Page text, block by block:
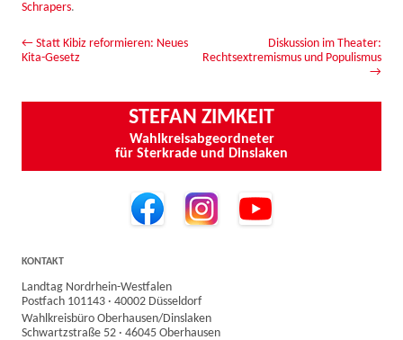
Schrapers.
Beitrags-Navigation
← Statt Kibiz reformieren: Neues
Kita-Gesetz
Diskussion im Theater:
Rechtsextremismus und Populismus
→
STEFAN ZIMKEIT
Wahlkreisabgeordneter
für Sterkrade und Dinslaken
KONTAKT
Landtag Nordrhein-Westfalen
Postfach 101143 · 40002 Düsseldorf
Wahlkreisbüro Oberhausen/Dinslaken
Schwartzstraße 52 · 46045 Oberhausen